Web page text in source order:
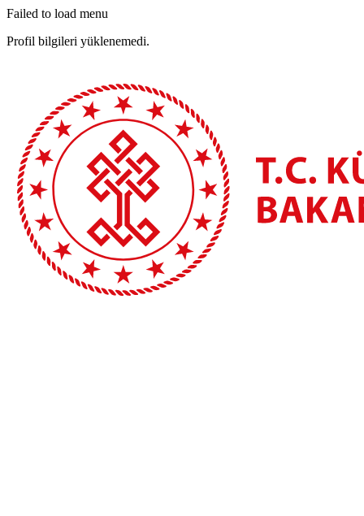
Failed to load menu
Profil bilgileri yüklenemedi.